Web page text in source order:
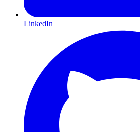
LinkedIn